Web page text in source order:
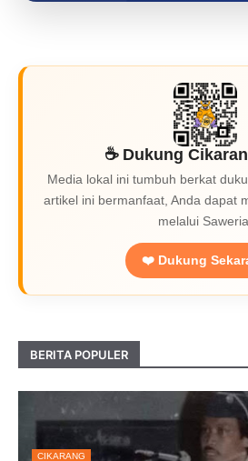
☕ Dukung
Media lokal ini tumbuh berkat
artikel ini bermanfaat, Anda dapat
melalui Saweria.
❤️ Dukung
BERITA POPULER
CIKARANG